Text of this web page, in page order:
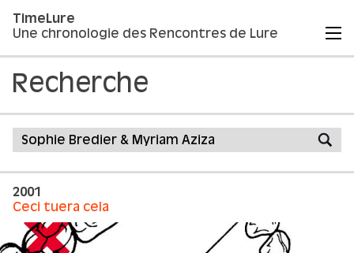
TimeLure
Une chronologie des Rencontres de Lure
Recherche
2001
Ceci tuera cela